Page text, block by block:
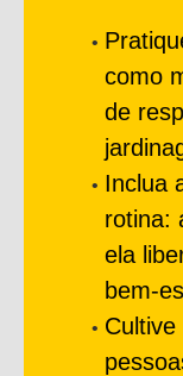
como
de
Inclua
rotina:
ela
bem-